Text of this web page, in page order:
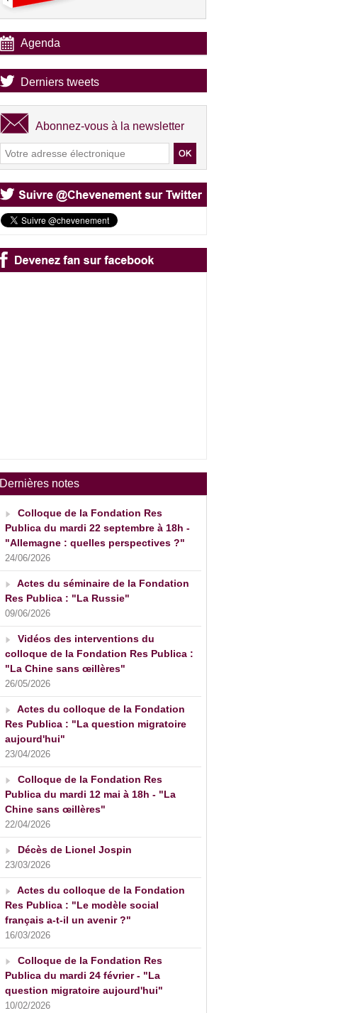
Agenda
Derniers tweets
Abonnez-vous à la newsletter
Dernières notes
Colloque de la Fondation Res
Publica du mardi 22 septembre à 18h -
"Allemagne : quelles perspectives ?"
24/06/2026
Actes du séminaire de la Fondation
Res Publica : "La Russie"
09/06/2026
Vidéos des interventions du
colloque de la Fondation Res Publica :
"La Chine sans œillères"
26/05/2026
Actes du colloque de la Fondation
Res Publica : "La question migratoire
aujourd'hui"
23/04/2026
Colloque de la Fondation Res
Publica du mardi 12 mai à 18h - "La
Chine sans œillères"
22/04/2026
Décès de Lionel Jospin
23/03/2026
Actes du colloque de la Fondation
Res Publica : "Le modèle social
français a-t-il un avenir ?"
16/03/2026
Colloque de la Fondation Res
Publica du mardi 24 février - "La
question migratoire aujourd'hui"
10/02/2026